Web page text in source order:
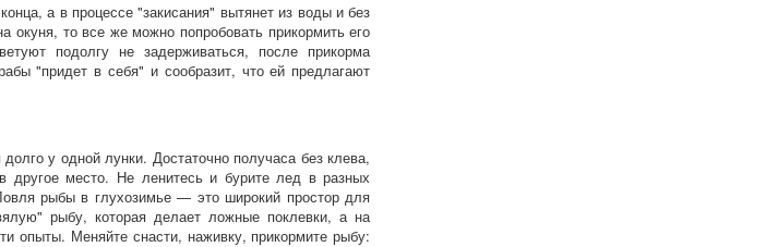
а в процессе "закисания" вытянет из воды и без
то все же можно попробовать прикормить его
подолгу не задерживаться, после прикорма
"придет в себя" и сообразит, что ей предлагают
у одной лунки. Достаточно получаса без клева,
другое место. Не ленитесь и бурите лед в разных
рыбы в глухозимье — это широкий простор для
рыбу, которая делает ложные поклевки, а на
опыты. Меняйте снасти, наживку, прикормите рыбу: